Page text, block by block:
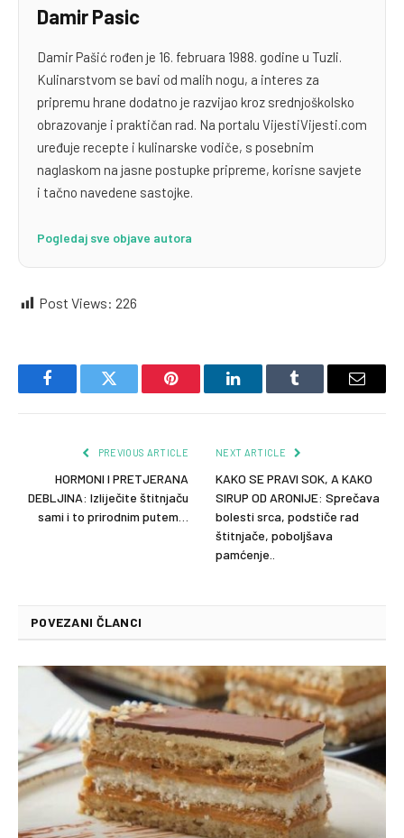
Damir Pasic
Damir Pašić rođen je 16. februara 1988. godine u Tuzli.
Kulinarstvom se bavi od malih nogu, a interes za
pripremu hrane dodatno je razvijao kroz srednjoškolsko
obrazovanje i praktičan rad. Na portalu VijestiVijesti.com
uređuje recepte i kulinarske vodiče, s posebnim
naglaskom na jasne postupke pripreme, korisne savjete
i tačno navedene sastojke.
Pogledaj sve objave autora
Post Views: 226
FacebookTwitter Pinterest LinkedInTumblr Email
PREVIOUS ARTICLE
HORMONI I PRETJERANA
DEBLJINA: Izliječite štitnjaču
sami i to prirodnim putem…
NEXT ARTICLE
KAKO SE PRAVI SOK, A KAKO
SIRUP OD ARONIJE: Sprečava
bolesti srca, podstiče rad
štitnjače, poboljšava
pamćenje..
POVEZANI ČLANCI